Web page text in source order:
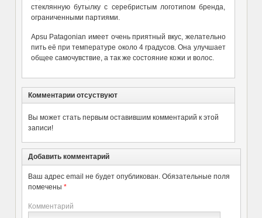
стеклянную бутылку с серебристым логотипом бренда,
ограниченными партиями.
Apsu Patagonian имеет очень приятный вкус, желательно
пить её при температуре около 4 градусов. Она улучшает
общее самочувствие, а так же состояние кожи и волос.
Комментарии отсуствуют
Вы может стать первым оставившим комментарий к этой
записи!
Добавить комментарий
Ваш адрес email не будет опубликован. Обязательные поля
помечены *
Комментарий